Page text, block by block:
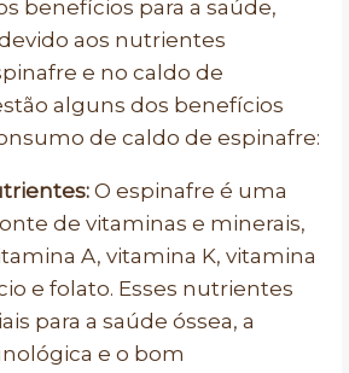
benefícios para a saúde,
aos nutrientes
e no caldo de
alguns dos benefícios
de caldo de espinafre:
O espinafre é uma
de vitaminas e minerais,
A, vitamina K, vitamina
e folato. Esses nutrientes
para a saúde óssea, a
e o bom